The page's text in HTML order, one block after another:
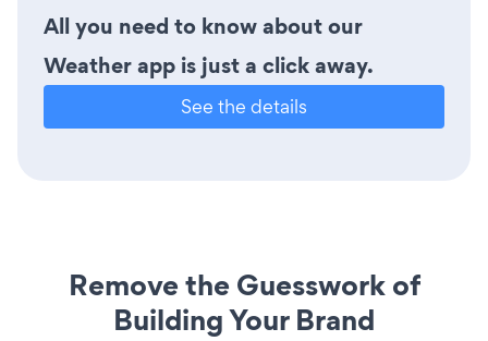
All you need to know about our
Weather app is just a click away.
See the details
Remove the Guesswork of
Building Your Brand